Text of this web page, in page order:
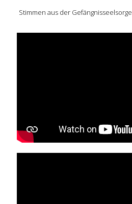
Stimmen aus der Gefängnisseelsorge